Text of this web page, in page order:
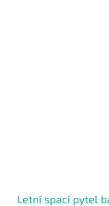
Letní spací pytel